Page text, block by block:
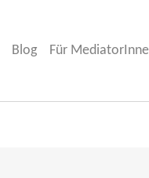
Blog Für